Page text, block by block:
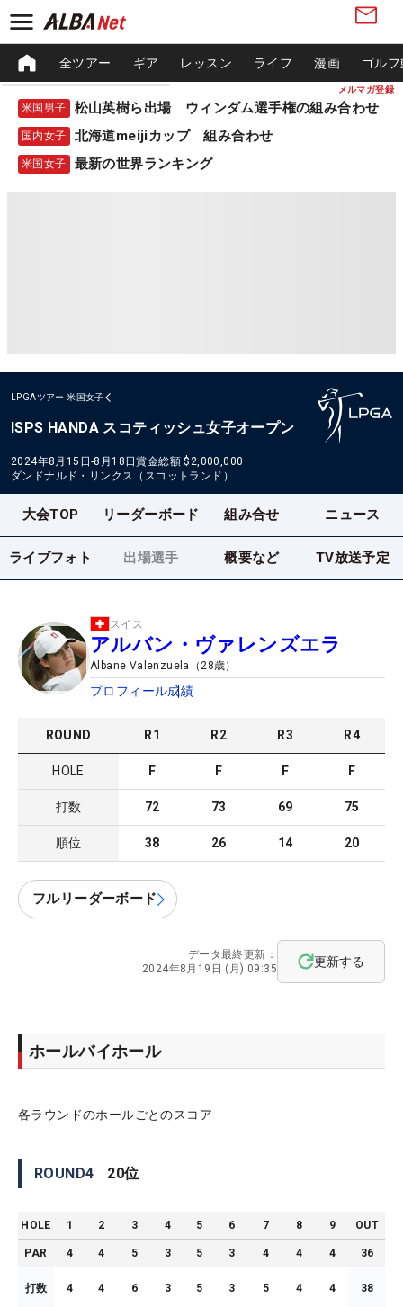
メルマガ登録
全ツアー ギア レッスン ライフ 漫画 ゴル
米国男子 松山英樹ら出場 ウィンダム選手権の組み合わせ
国内女子 北海道meijiカップ 組み合わせ
米国女子 最新の世界ランキング
LPGAツアー 米国女子
ISPS HANDA スコティッシュ女子オープン
2024年8月15日-8月18日賞金総額 $2,000,000
ダンドナルド・リンクス（スコットランド）
大会TOP リーダーボード 組み合せ ニュース
ライブフォト 出場選手 概要など TV放送予定
スイス
アルバン・ヴァレンズエラ
Albane Valenzuela （28歳）
プロフィール成績
ROUND R1 R2 R3 R4
HOLE F F F F
打数 72 73 69 75
順位 38 26 14 20
フルリーダーボード
データ最終更新：
2024年8月19日 (月) 09:35
更新する
ホールバイホール
各ラウンドのホールごとのスコア
ROUND4 20位
HOLE 1 2 3 4 5 6 7 8 9 OUT
PAR 4 4 5 3 5 3 4 4 4 36
打数 4 4 6 3 5 3 5 4 4 38